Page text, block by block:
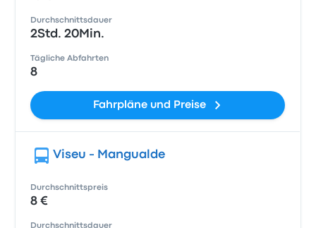
Durchschnittsdauer
2Std. 20Min.
Tägliche Abfahrten
8
Fahrpläne und Preise
Viseu - Mangualde
Durchschnittspreis
8 €
Durchschnittsdauer